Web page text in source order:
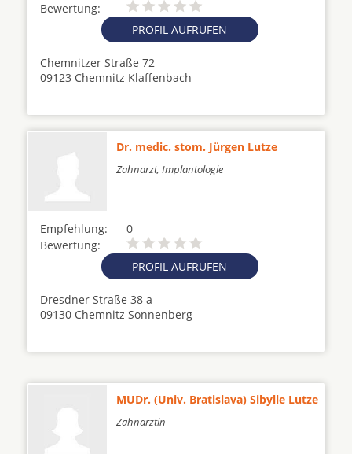
Bewertung:
PROFIL AUFRUFEN
Chemnitzer Straße 72
09123 Chemnitz Klaffenbach
Dr. medic. stom. Jürgen Lutze
Zahnarzt, Implantologie
Empfehlung:
0
Bewertung:
PROFIL AUFRUFEN
Dresdner Straße 38 a
09130 Chemnitz Sonnenberg
MUDr. (Univ. Bratislava) Sibylle Lutze
Zahnärztin